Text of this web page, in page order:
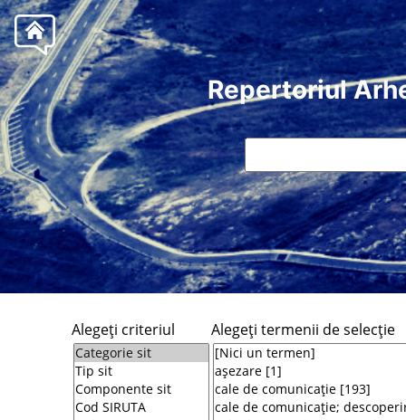
Repertoriul
Alegeţi criteriul Alegeţi termenii de selecţie